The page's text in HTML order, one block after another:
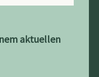
aktuellen